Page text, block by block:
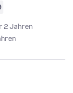
2 Jahren